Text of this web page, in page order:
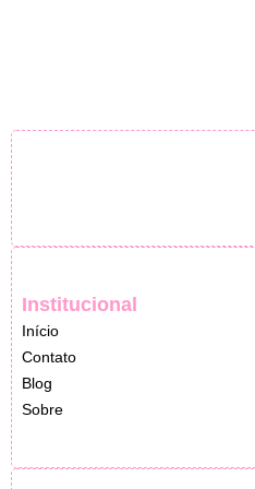
Institucional
Início
Contato
Blog
Sobre